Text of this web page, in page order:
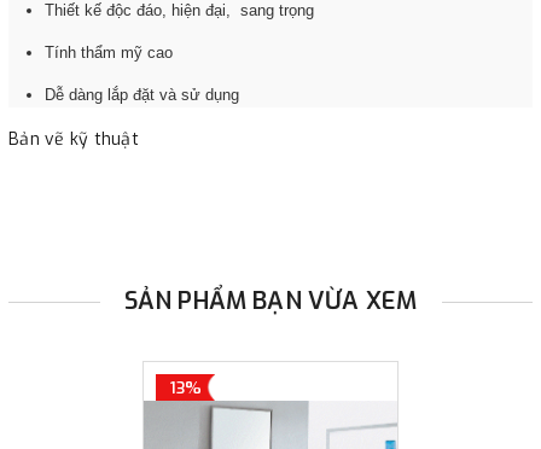
Thiết kế độc đáo, hiện đại, sang trọng
Tính thẩm mỹ cao
Dễ dàng lắp đặt và sử dụng
Bản vẽ kỹ thuật
SẢN PHẨM BẠN VỪA XEM
13%